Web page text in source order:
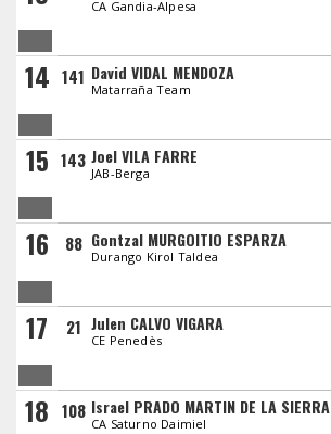
CA Gandia-Alpesa
14 141 David VIDAL MENDOZA
Matarraña Team
15 143 Joel VILA FARRE
JAB-Berga
16 88 Gontzal MURGOITIO ESPARZA
Durango Kirol Taldea
17 21 Julen CALVO VIGARA
CE Penedès
18 108 Israel PRADO MARTIN DE LA SIERRA
CA Saturno Daimiel